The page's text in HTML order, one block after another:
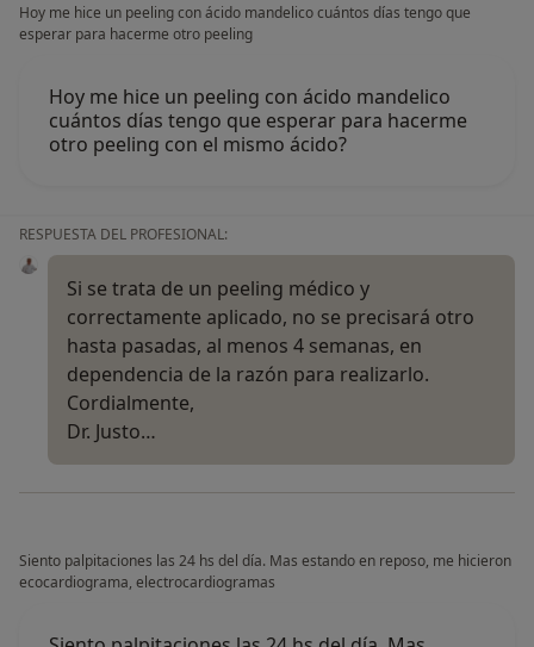
Hoy me hice un peeling con ácido mandelico cuántos días tengo que
esperar para hacerme otro peeling
Hoy me hice un peeling con ácido mandelico
cuántos días tengo que esperar para hacerme
otro peeling con el mismo ácido?
RESPUESTA DEL PROFESIONAL:
Si se trata de un peeling médico y
correctamente aplicado, no se precisará otro
hasta pasadas, al menos 4 semanas, en
dependencia de la razón para realizarlo.
Cordialmente,
Dr. Justo…
Siento palpitaciones las 24 hs del día. Mas estando en reposo, me hicieron
ecocardiograma, electrocardiogramas